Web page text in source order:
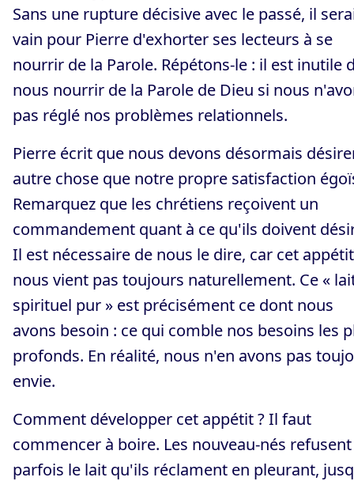
Sans une rupture décisive avec le passé, il
vain pour Pierre d'exhorter ses lecteurs à se
nourrir de la Parole. Répétons-le : il est inutile
nous nourrir de la Parole de Dieu si nous
pas réglé nos problèmes relationnels.
Pierre écrit que nous devons désormais
autre chose que notre propre satisfaction
Remarquez que les chrétiens reçoivent un
commandement quant à ce qu'ils doivent
Il est nécessaire de nous le dire, car cet
nous vient pas toujours naturellement. Ce «
spirituel pur » est précisément ce dont nous
avons besoin : ce qui comble nos besoins les
profonds. En réalité, nous n'en avons pas
envie.
Comment développer cet appétit ? Il faut
commencer à boire. Les nouveau-nés refusent
parfois le lait qu'ils réclament en pleurant,